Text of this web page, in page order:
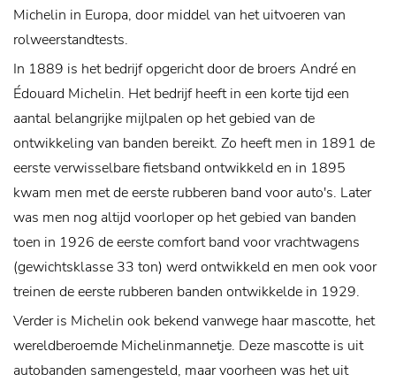
Michelin in Europa, door middel van het uitvoeren van
rolweerstandtests.
In 1889 is het bedrijf opgericht door de broers André en
Édouard Michelin. Het bedrijf heeft in een korte tijd een
aantal belangrijke mijlpalen op het gebied van de
ontwikkeling van banden bereikt. Zo heeft men in 1891 de
eerste verwisselbare fietsband ontwikkeld en in 1895
kwam men met de eerste rubberen band voor auto's. Later
was men nog altijd voorloper op het gebied van banden
toen in 1926 de eerste comfort band voor vrachtwagens
(gewichtsklasse 33 ton) werd ontwikkeld en men ook voor
treinen de eerste rubberen banden ontwikkelde in 1929.
Verder is Michelin ook bekend vanwege haar mascotte, het
wereldberoemde Michelinmannetje. Deze mascotte is uit
autobanden samengesteld, maar voorheen was het uit